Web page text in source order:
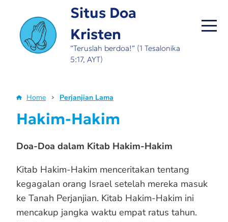
main
content
Situs Doa
Kristen
“Teruslah berdoa!” (1 Tesalonika
5:17, AYT)
Breadcrumb
Home Perjanjian Lama
Hakim-Hakim
Doa-Doa dalam Kitab Hakim-Hakim
Kitab Hakim-Hakim menceritakan tentang
kegagalan orang Israel setelah mereka masuk
ke Tanah Perjanjian. Kitab Hakim-Hakim ini
mencakup jangka waktu empat ratus tahun.